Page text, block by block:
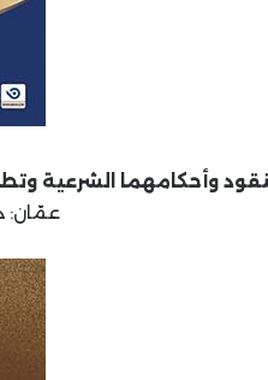
وأحكامهما الشرعية
عمّان: دار